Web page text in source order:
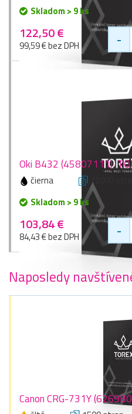
Skladom > 9 ks
122,50 €
99,59 € bez DPH -
Oki B432 (45807111),
čierna 12000 stran
Skladom > 9 ks
103,84 €
84,43 € bez DPH -
Naposledy
Canon CRG-731Y